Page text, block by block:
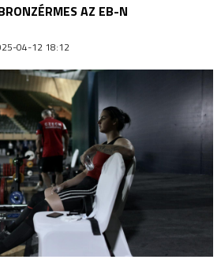
AZ EB-N
04-12 18:12